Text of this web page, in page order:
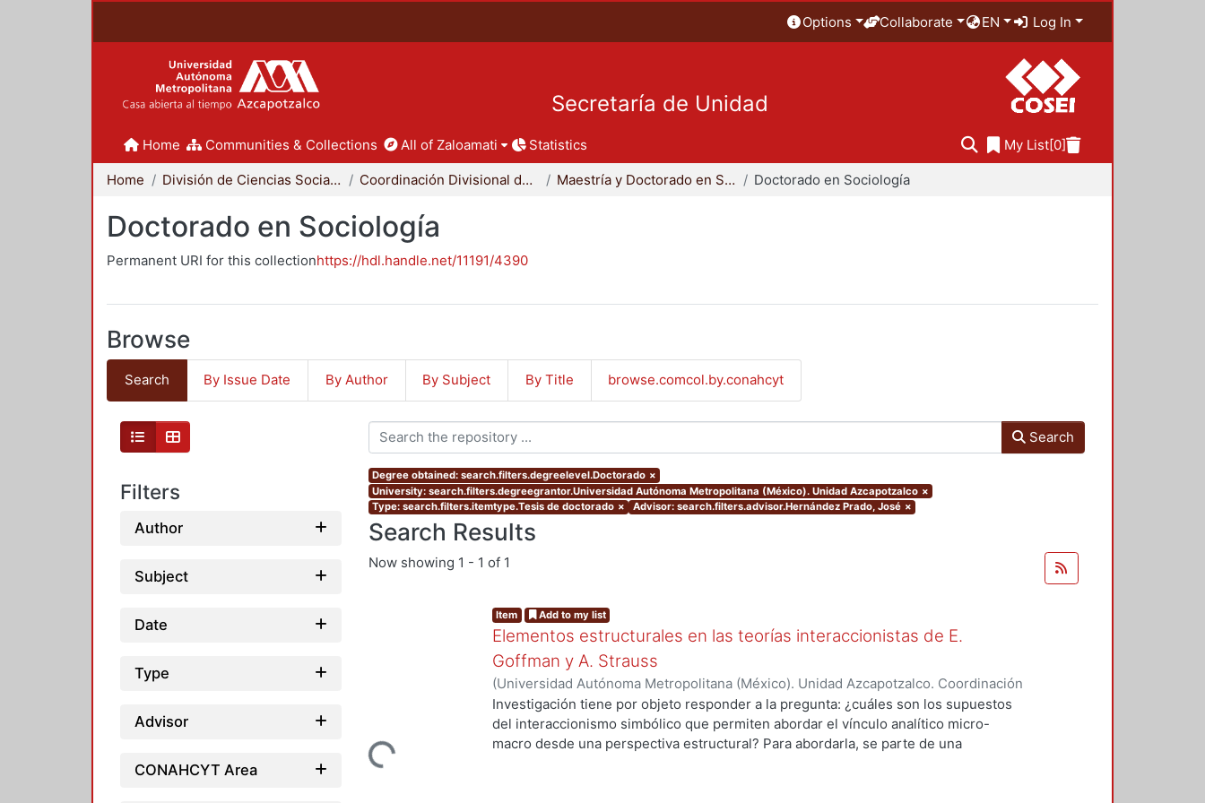
Options Collaborate EN Log In
Secretaría de Unidad
Home Communities & Collections All of Zaloamati Statistics My List[0]
Home División de Ciencias Sociales y Humanidades Coordinación Divisional de Posgrado Maestría y Doctorado en Sociología Doctorado en Sociología
Doctorado en Sociología
Permanent URI for this collectionhttps://hdl.handle.net/11191/4390
Browse
Search By Issue Date By Author By Subject By Title browse.comcol.by.conahcyt
Filters
Author
Subject
Date
Type
Advisor
CONAHCYT Area
Search
Degree obtained: search.filters.degreelevel.Doctorado ×
University: search.filters.degreegrantor.Universidad Autónoma Metropolitana (México). Unidad Azcapotzalco ×
Type: search.filters.itemtype.Tesis de doctorado × Advisor: search.filters.advisor.Hernández Prado, José ×
Search Results
Now showing 1 - 1 of 1
Loading...
Item Add to my list
Elementos estructurales en las teorías interaccionistas de E.
Goffman y A. Strauss
(Universidad Autónoma Metropolitana (México). Unidad Azcapotzalco. Coordinación
de Servicios de Información.,2012)Gaytan Sánchez, Amalia Patricia
Investigación tiene por objeto responder a la pregunta: ¿cuáles son los supuestos
del interaccionismo simbólico que permiten abordar el vínculo analítico micro-
macro desde una perspectiva estructural? Para abordarla, se parte de una